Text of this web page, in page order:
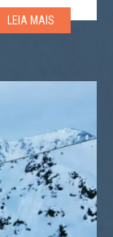
motor para
LEIA MAIS